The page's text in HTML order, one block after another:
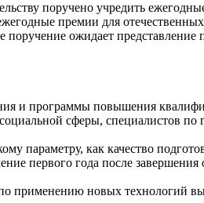
поручено учредить
премии для
поручение ожидает
и программы повышения
сферы, специалистов
параметру, как качество
первого года после
применению новых технологий